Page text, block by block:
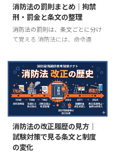
れることがありますが、現行の消
防法施行規則では、設備によって
非常電源専用受電設備・自家発電
設備・蓄電池設備・燃料電池設備
りも「どの設備に、どの方式が認
消防法の罰則まとめ｜拘禁
刑・罰金と条文の整理
消防法の罰則は、条文ごとに分け
て覚える 消防法には、命令違
報告や届出の不備などに対する罰
則があります。 ただし、罰則は
「違反の種類」だけで一律に決ま
るものではありません。たとえば
同じ消防法第17条の4の命令違反
でも、設置命令に従わない場合と
維持のため必要な措置をしない場
合では、参照する罰則条文が分か
れます。 この記事では、消防設
備士試験や消防用設備等の管理で
消防法の改正履歴の見方｜
試験対策で見る条文と制度
の変化